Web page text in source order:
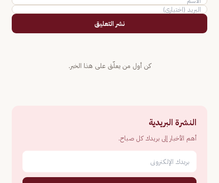
نشر التعليق
كن أول من يعلّق على هذا الخبر.
النشرة البريدية
أهم الأخبار إلى بريدك كل صباح.